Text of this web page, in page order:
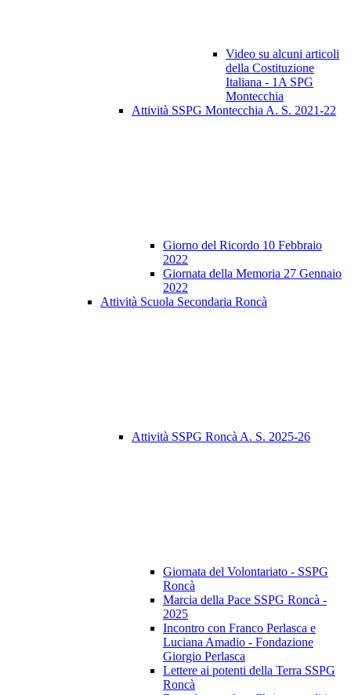
Video su alcuni articoli
della Costituzione
Italiana - 1A SPG
Montecchia
Attività SSPG Montecchia A. S. 2021-22
Giorno del Ricordo 10 Febbraio
2022
Giornata della Memoria 27 Gennaio
2022
Attività Scuola Secondaria Roncà
Attività SSPG Roncà A. S. 2025-26
Giornata del Volontariato - SSPG
Roncà
Marcia della Pace SSPG Roncà -
2025
Incontro con Franco Perlasca e
Luciana Amadio - Fondazione
Giorgio Perlasca
Lettere ai potenti della Terra SSPG
Roncà